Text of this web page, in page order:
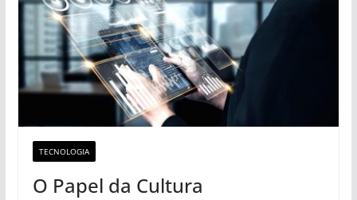
TECNOLOGIA
O Papel da Cultura